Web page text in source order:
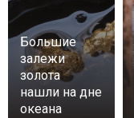
Большие
залежи
золота
нашли на дне
океана